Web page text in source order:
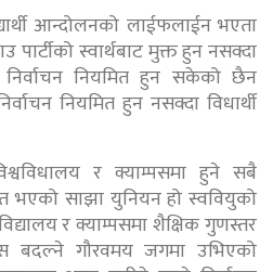
आन्दोलनको लाईफलाईन भएता
पार्टीको स्वार्थबाट मुक्त हुन नसक्दा
निर्वाचन नियमित हुन सकेको छैन
नियमित हुन नसक्दा विधार्थी
र क्याम्पसमा हुने सबै
भएको साझा युनियन हो स्ववियुको
र क्याम्पसमा शैक्षिक गुणस्तर
बदल्ने गौरवमय जगमा उभिएको